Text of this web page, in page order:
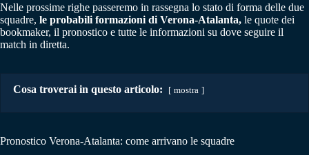
Nelle prossime righe passeremo in rassegna lo stato di forma delle due
squadre, le probabili formazioni di Verona-Atalanta, le quote dei
bookmaker, il pronostico e tutte le informazioni su dove seguire il
match in diretta.
Cosa troverai in questo articolo: mostra
Pronostico Verona-Atalanta: come arrivano le squadre